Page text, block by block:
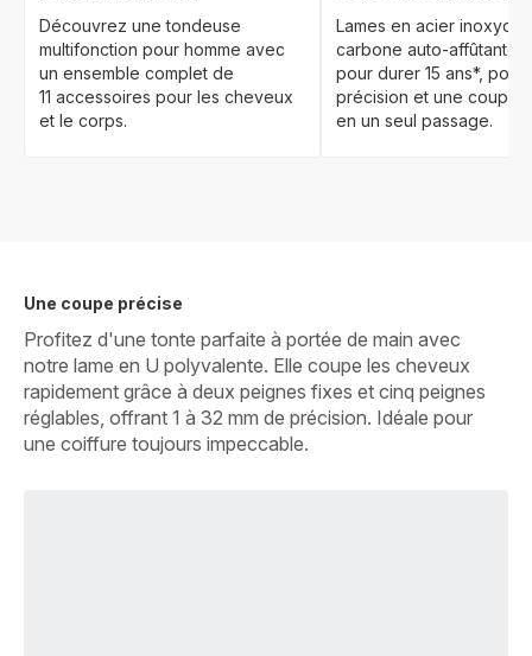
Découvrez une tondeuse
multifonction pour homme avec
un ensemble complet de
11 accessoires pour les cheveux
et le corps.
Lames en acier
carbone auto-affûtantes
pour durer 15 ans*, pour
précision et une coupe
en un seul passage.
Une coupe précise
Profitez d'une tonte parfaite à portée de main avec
notre lame en U polyvalente. Elle coupe les cheveux
rapidement grâce à deux peignes fixes et cinq peignes
réglables, offrant 1 à 32 mm de précision. Idéale pour
une coiffure toujours impeccable.